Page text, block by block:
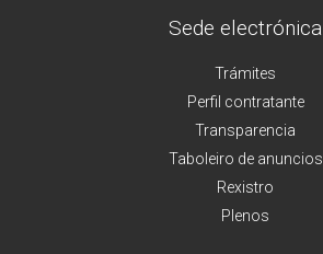
Sede electrónica
Trámites
Perfil contratante
Transparencia
Taboleiro de anuncios
Rexistro
Plenos